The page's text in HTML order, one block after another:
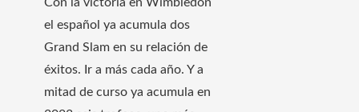
el español ya acumula dos
Grand Slam en su relación de
éxitos. Ir a más cada año. Y a
mitad de curso ya acumula en